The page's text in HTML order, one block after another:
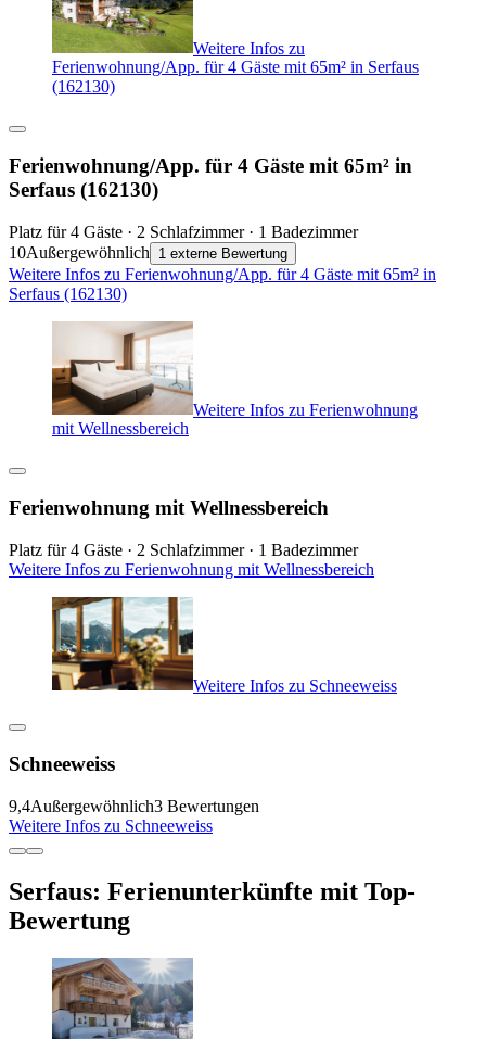
Weitere Infos zu
Ferienwohnung/App. für 4 Gäste mit 65m² in Serfaus
(162130)
Ferienwohnung/App. für 4 Gäste mit 65m² in
Serfaus (162130)
Platz für 4 Gäste · 2 Schlafzimmer · 1 Badezimmer
10Außergewöhnlich 1 externe Bewertung
Weitere Infos zu Ferienwohnung/App. für 4 Gäste mit 65m² in
Serfaus (162130)
Weitere Infos zu Ferienwohnung
mit Wellnessbereich
Ferienwohnung mit Wellnessbereich
Platz für 4 Gäste · 2 Schlafzimmer · 1 Badezimmer
Weitere Infos zu Ferienwohnung mit Wellnessbereich
Weitere Infos zu Schneeweiss
Schneeweiss
9,4Außergewöhnlich3 Bewertungen
Weitere Infos zu Schneeweiss
Serfaus: Ferienunterkünfte mit Top-
Bewertung